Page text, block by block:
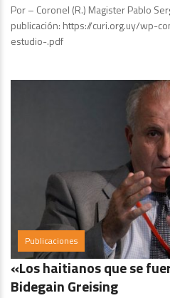
Por – Coronel (R.) Magister Pablo
publicación: https://curi.org.uy/wp-
estudio-.pdf
Publicaciones
«Los haitianos que se
Bidegain Greising